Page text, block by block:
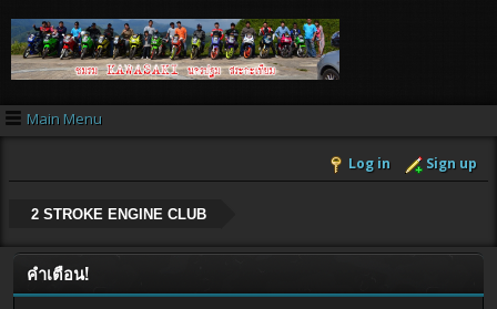
Main Menu
Log in Sign up
2 STROKE ENGINE CLUB
คำเตือน!